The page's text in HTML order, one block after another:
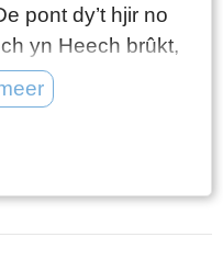
pont dy’t hjir no
yn Heech brûkt,
‘e feart nommen
opknapt. De pont
om de pont farre te
fart de pont. Mar